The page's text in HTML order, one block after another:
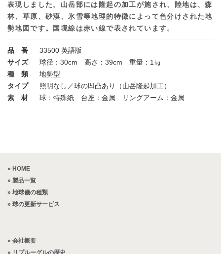
表現しました。山岳部には隆起の加工が施され、陸地は、森
林、草原、砂漠、氷雪等地理的特徴によって色分けされた地
勢地図です。国境線は赤い線で表されています。
品 番
33500 英語版
サイズ
球径：30cm 高さ：39cm 重量：1㎏
種 類
地勢型
タイプ
照明なし／球の凹凸あり（山岳隆起加工）
素 材
球：特殊紙 台座：金属 リングアーム：金属
» HOME
» 製品一覧
» 地球儀の種類
» 球の更新サービス
» 会社概要
» リプルーグルの歴史